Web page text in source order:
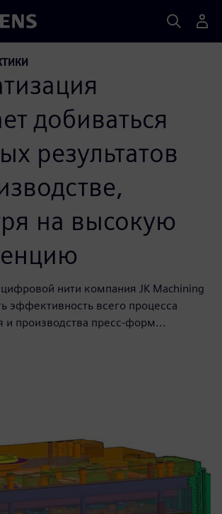
добиваться
результатов
на высокую
нити компания JK Machining
эффективность всего процесса
и производства пресс-форм...